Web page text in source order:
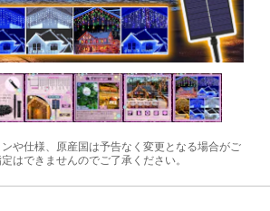
や仕様、原産国は予告なく変更となる場合がご
はできませんのでご了承ください。